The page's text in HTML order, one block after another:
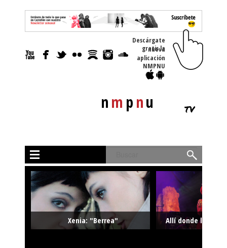
nm pnu tv
Descárgate
gratis la nueva
aplicación
NMPNU
Xenia: "Berrea" Allí donde la